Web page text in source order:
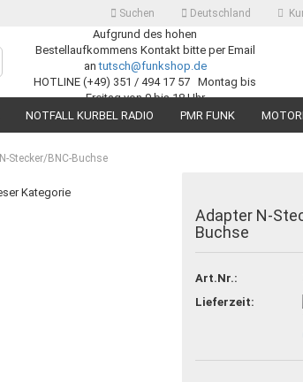
Suchen Deutschland
Lieferland
Passwort vergessen?
Aufgrund des hohen
Bestellaufkommens Kontakt bitte per Email
antutsch@funkshop.de
HOTLINE (+49) 351 / 494 17 57 Montag bis
Freitag von 9 bis 18 Uhr
NOTFALL KURBEL RADIO PMR FUNK
Stecker/BNC-Buchse
Kategorie
Adapter N-
Buchse
Art.Nr.:
Lieferzeit: